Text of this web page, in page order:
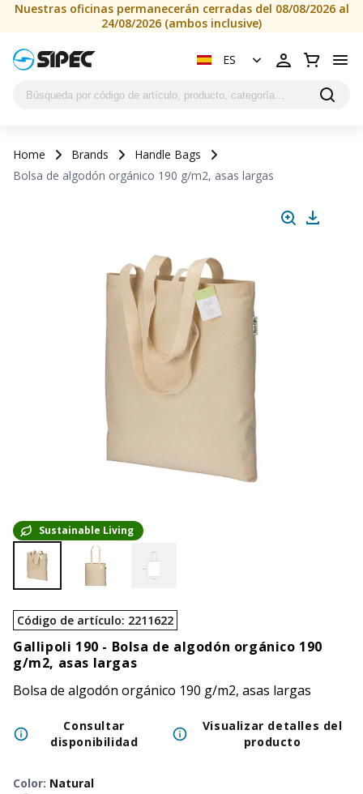
Nuestras oficinas permanecerán cerradas del 08/08/2026 al
24/08/2026 (ambos inclusive)
ES
Home Brands
Handle Bags
Bolsa de algodón orgánico 190 g/m2, asas largas
Sustainable Living
Código de artículo: 2211622
Gallipoli 190 - Bolsa de algodón orgánico 190
g/m2, asas largas
Bolsa de algodón orgánico 190 g/m2, asas largas
Consultar
disponibilidad
Visualizar detalles del
producto
Color: Natural